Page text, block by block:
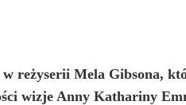
reżyserii Mela Gibsona,
wizje Anny Kathariny